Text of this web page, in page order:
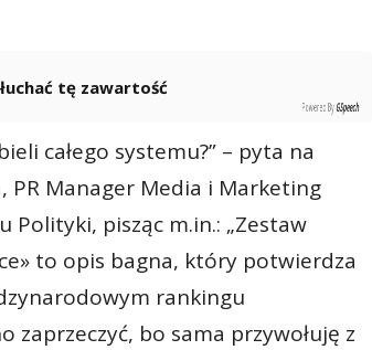
tę zawartość
Powered By GSpeech
całego systemu?” – pyta na
PR Manager Media i Marketing
Polityki, pisząc m.in.: „Zestaw
to opis bagna, który potwierdza
rankingu
bo sama przywołuję z